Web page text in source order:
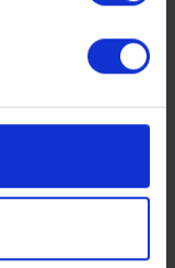
innehållet
Vi
och annan
med.
med annan